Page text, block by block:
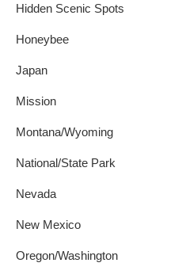
Hidden Scenic Spots
Honeybee
Japan
Mission
Montana/Wyoming
National/State Park
Nevada
New Mexico
Oregon/Washington